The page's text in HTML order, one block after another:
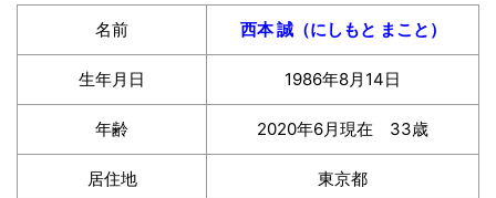
名前 西本 誠（にしもと まこと）
生年月日 1986年8月14日
年齢 2020年6月現在 33歳
居住地 東京都